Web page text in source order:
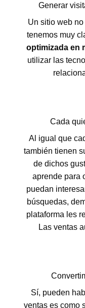
Generar
Un sitio web
tenemos muy
optimizada en
utilizar las
Cada
Al igual que
también tienen
de dichos
aprende para
puedan
búsquedas,
plataforma les
Las ventas
Sí, pueden
ventas es como